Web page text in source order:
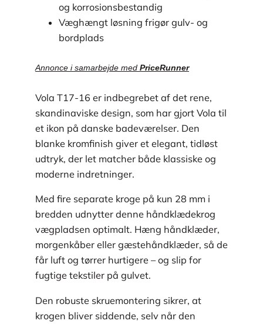
og korrosionsbestandig
Væghængt løsning frigør gulv- og
bordplads
Annonce i samarbejde med PriceRunner
Vola T17-16 er indbegrebet af det rene,
skandinaviske design, som har gjort Vola til
et ikon på danske badeværelser. Den
blanke kromfinish giver et elegant, tidløst
udtryk, der let matcher både klassiske og
moderne indretninger.
Med fire separate kroge på kun 28 mm i
bredden udnytter denne håndklædekrog
vægpladsen optimalt. Hæng håndklæder,
morgenkåber eller gæstehåndklæder, så de
får luft og tørrer hurtigere – og slip for
fugtige tekstiler på gulvet.
Den robuste skruemontering sikrer, at
krogen bliver siddende, selv når den